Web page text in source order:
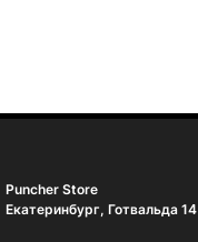
Puncher Store
Екатеринбург, Готвальда 14